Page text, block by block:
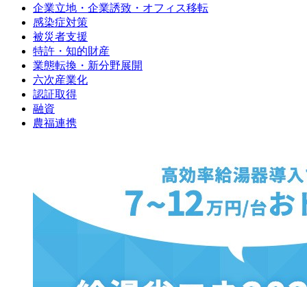
企業立地・企業誘致・オフィス移転
感染症対策
被災者支援
特許・知的財産
業態転換・新分野展開
六次産業化
認証取得
融資
農福連携